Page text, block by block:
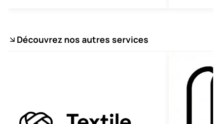
Découvrez nos autres services